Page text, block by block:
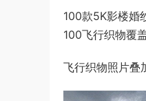
100款5K影楼婚
100飞行织物覆
飞行织物照片叠